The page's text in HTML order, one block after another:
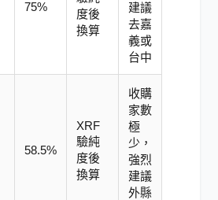
75%
度後
換算
建議
去嘉
義或
台中
58.5%
XRF
驗純
度後
換算
收購
家數
極
少，
強烈
建議
外縣